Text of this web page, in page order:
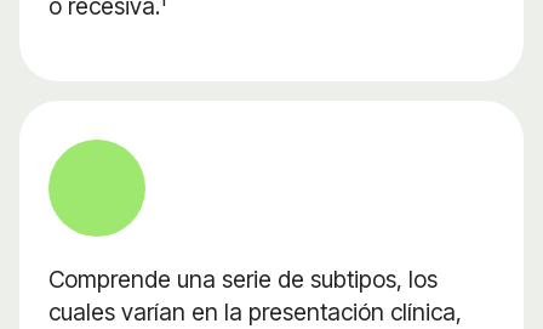
o recesiva.¹
Comprende una serie de subtipos, los
cuales varían en la presentación clínica,